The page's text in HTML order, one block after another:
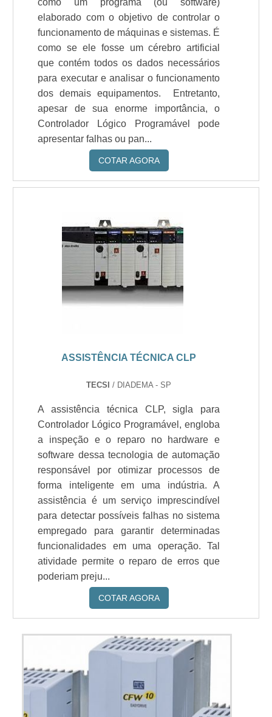
como um programa (ou software)
elaborado com o objetivo de controlar o
funcionamento de máquinas e sistemas. É
como se ele fosse um cérebro artificial
que contém todos os dados necessários
para executar e analisar o funcionamento
dos demais equipamentos. Entretanto,
apesar de sua enorme importância, o
Controlador Lógico Programável pode
apresentar falhas ou pan...
COTAR AGORA
ASSISTÊNCIA TÉCNICA CLP
TECSI/ DIADEMA - SP
A assistência técnica CLP, sigla para
Controlador Lógico Programável, engloba
a inspeção e o reparo no hardware e
software dessa tecnologia de automação
responsável por otimizar processos de
forma inteligente em uma indústria. A
assistência é um serviço imprescindível
para detectar possíveis falhas no sistema
empregado para garantir determinadas
funcionalidades em uma operação. Tal
atividade permite o reparo de erros que
poderiam preju...
COTAR AGORA